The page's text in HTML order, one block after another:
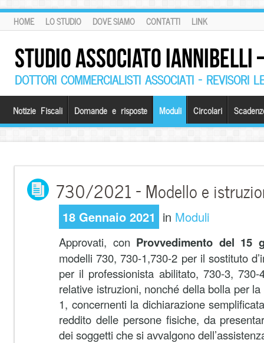
HOME LO STUDIO DOVE SIAMO CONTATTI LINK
STUDIO ASSOCIATO
DOTTORI COMMERCIALISTI ASSOCIATI – REVISORI
Notizie Fiscali Domande e risposte Moduli Circolari
730/2021 – Modello e
18 Gennaio 2021 in Moduli
Approvati, con Provvedimento del 15
modelli 730, 730-1,730-2 per il sostituto
per il professionista abilitato, 730-3,
relative istruzioni, nonché della bolla per
1, concernenti la dichiarazione
reddito delle persone fisiche, da
dei soggetti che si avvalgono